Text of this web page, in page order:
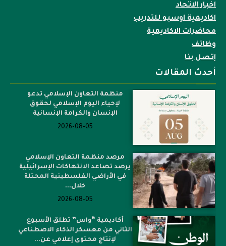
اخبار الاتحاد
اكاديمية اوسبو للتدريب
محاضرات الاكاديمية
وظائف
إتصل بنا
أحدث المقالات
منظمة التعاون الإسلامي تدعو
لإحياء اليوم الإسلامي لحقوق
الإنسان والكرامة الإنسانية
2026-08-05
مرصد منظمة التعاون الإسلامي
يرصد تصاعد الانتهاكات الإسرائيلية
في الأراضي الفلسطينية المحتلة
خلال...
2026-08-05
أكاديمية “واس” تطلق الأسبوع
الثاني من معسكر الذكاء الاصطناعي
لإنتاج محتوى إعلامي عن...